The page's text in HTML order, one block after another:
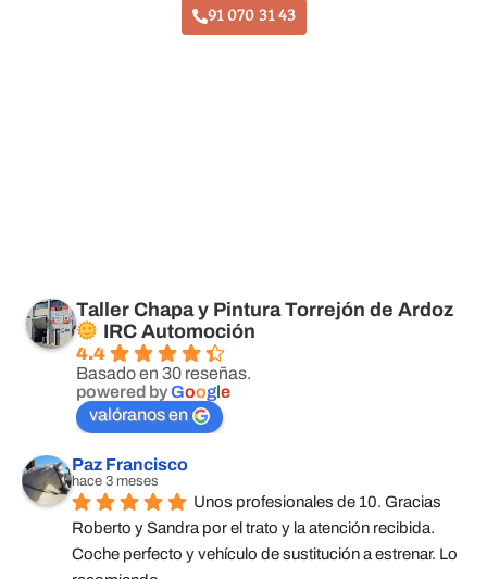
91 070 31 43
Taller Chapa y Pintura Torrejón de Ardoz
IRC Automoción
4.4
Basado en 30 reseñas.
powered byGoog e
valóranos en
Paz Francisco
hace 3 meses
Unos profesionales de 10. Gracias
Roberto y Sandra por el trato y la atención recibida.
Coche perfecto y vehículo de sustitución a estrenar. Lo